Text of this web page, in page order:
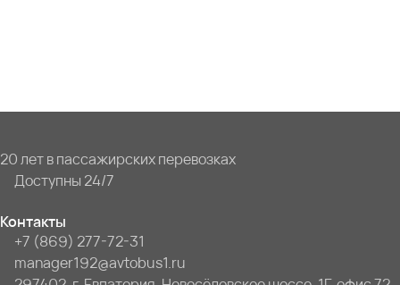
20 лет в пассажирских перевозках
Доступны 24/7
Контакты
+7 (869) 277-72-31
manager192@avtobus1.ru